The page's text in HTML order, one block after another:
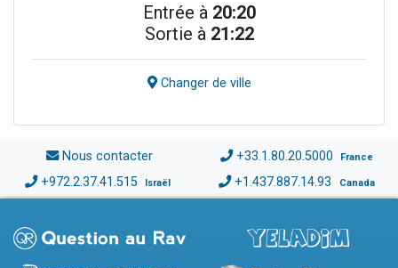
Entrée à 20:20
Sortie à 21:22
Changer de ville
Nous contacter +33.1.80.20.5000 France
+972.2.37.41.515 Israël +1.437.887.14.93 Canada